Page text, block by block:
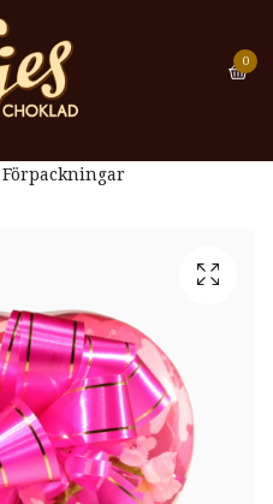
0
Förpackningar